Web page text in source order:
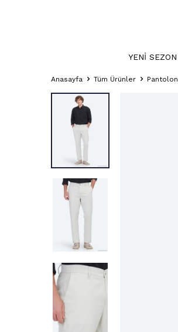
YENI SEZON
Anasayfa Tüm Ürünler Pantolon